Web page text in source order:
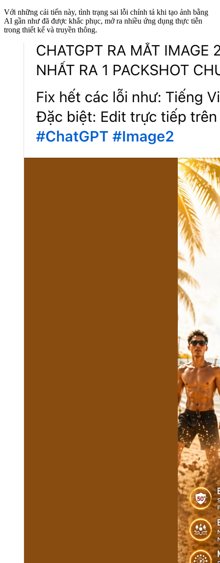
Với những cải tiến này, tình trạng sai lỗi chính tả khi tạo ảnh bằng
AI gần như đã được khắc phục, mở ra nhiều ứng dụng thực tiễn
trong thiết kế và truyền thông.